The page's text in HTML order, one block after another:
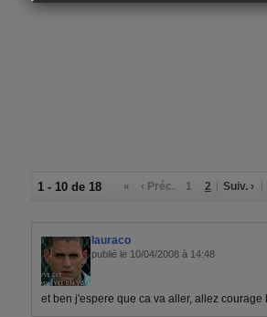
1 - 10 de 18 « ‹ Préc. 1 2 Suiv. ›
lauraco
publié le 10/04/2008 à 14:48
et ben j'espere que ca va aller, allez courage